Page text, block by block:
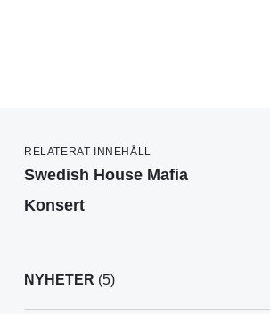
RELATERAT INNEHÅLL
Swedish House Mafia
Konsert
NYHETER (5)